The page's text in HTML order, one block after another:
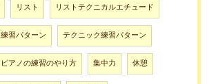
リスト リストテクニカルエチュード
練習パターン テクニック練習パターン
ピアノの練習のやり方 集中力 休憩